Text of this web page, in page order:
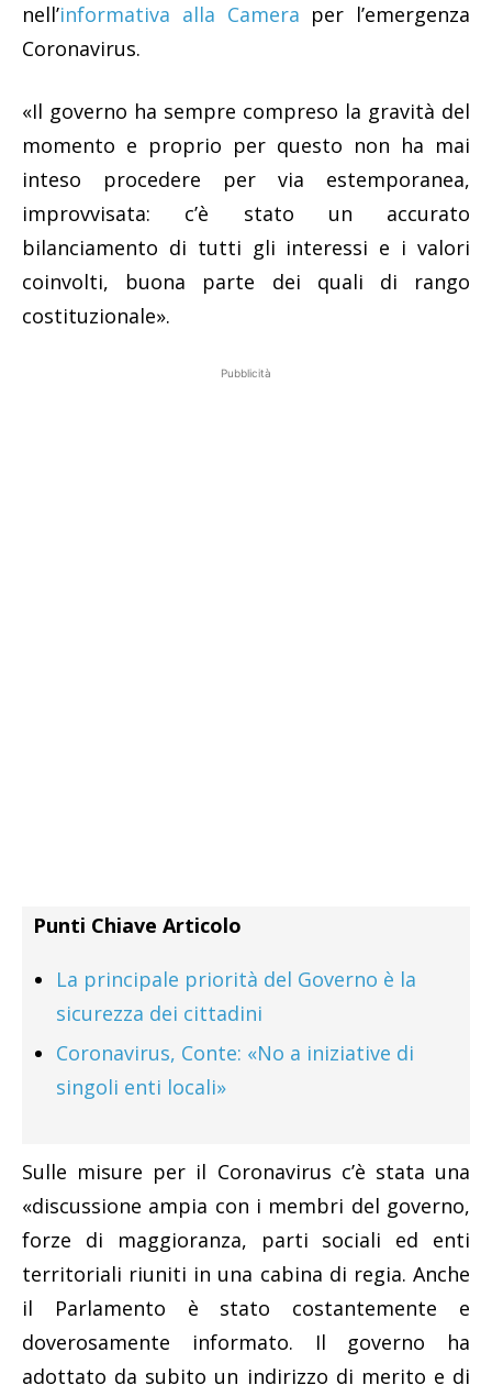
nell’informativa alla Camera per l’emergenza
Coronavirus.
«Il governo ha sempre compreso la gravità del
momento e proprio per questo non ha mai
inteso procedere per via estemporanea,
improvvisata: c’è stato un accurato
bilanciamento di tutti gli interessi e i valori
coinvolti, buona parte dei quali di rango
costituzionale».
Pubblicità
Punti Chiave Articolo
La principale priorità del Governo è la
sicurezza dei cittadini
Coronavirus, Conte: «No a iniziative di
singoli enti locali»
Sulle misure per il Coronavirus c’è stata una
«discussione ampia con i membri del governo,
forze di maggioranza, parti sociali ed enti
territoriali riuniti in una cabina di regia. Anche
il Parlamento è stato costantemente e
doverosamente informato. Il governo ha
adottato da subito un indirizzo di merito e di